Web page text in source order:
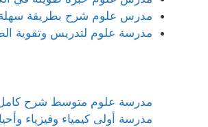
مدرس علوم شرح بطريقة
مدرسة علوم لتدريس وتقوية
مدرسة علوم متوسط شرح كامل
مدرسة أولى كيمياء وفيزياء